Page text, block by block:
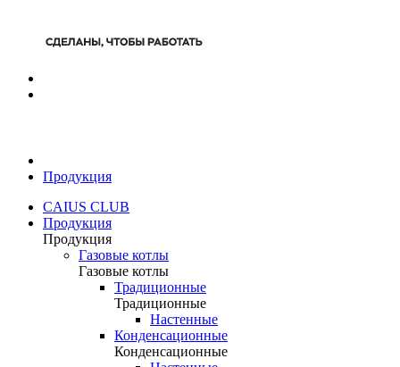
Продукция
CAIUS CLUB
Продукция
Продукция
Газовые котлы
Газовые котлы
Традиционные
Традиционные
Настенные
Конденсационные
Конденсационные